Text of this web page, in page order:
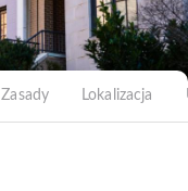
Zasady Lokalizacja